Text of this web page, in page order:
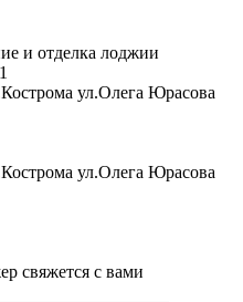
и отделка лоджии
ул.Олега Юрасова
ул.Олега Юрасова
свяжется с вами